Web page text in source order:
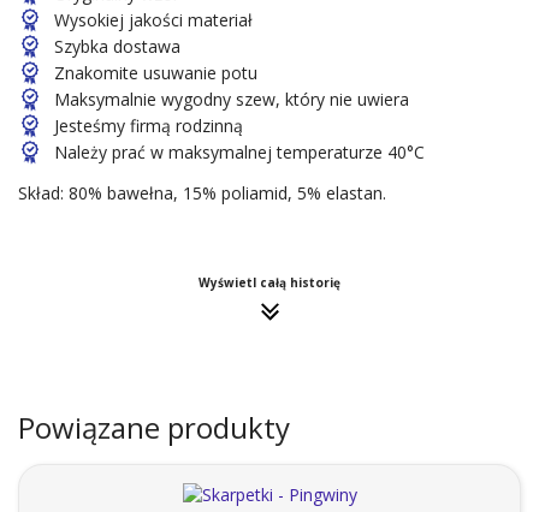
Wysokiej jakości materiał
Szybka dostawa
Znakomite usuwanie potu
Maksymalnie wygodny szew, który nie uwiera
Jesteśmy firmą rodzinną
Należy prać w maksymalnej temperaturze 40°C
Skład: 80% bawełna, 15% poliamid, 5% elastan.
Wyświetl całą historię
Powiązane produkty